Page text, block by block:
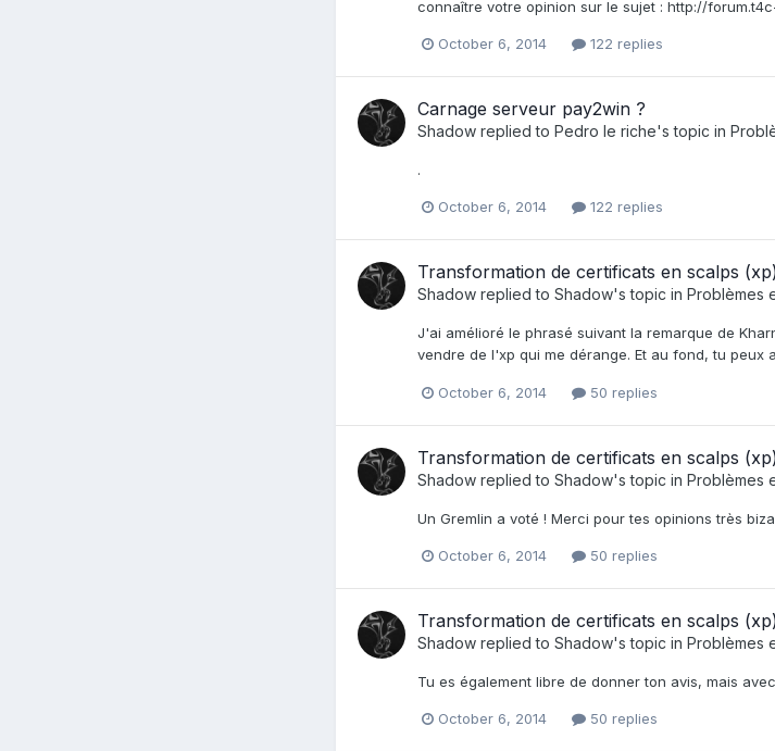
connaître votre opinion sur le sujet : http://
October 6, 2014 122 replies
Carnage serveur pay2win ?
Shadow replied to Pedro le riche's topic in
.
October 6, 2014 122 replies
Transformation de certificats en scalps
Shadow replied to Shadow's topic in Problèmes
J'ai amélioré le phrasé suivant la remarque de
vendre de l'xp qui me dérange. Et au fond, tu
October 6, 2014 50 replies
Transformation de certificats en scalps
Shadow replied to Shadow's topic in Problèmes
Un Gremlin a voté ! Merci pour tes opinions très
October 6, 2014 50 replies
Transformation de certificats en scalps
Shadow replied to Shadow's topic in Problèmes
Tu es également libre de donner ton avis, mais
October 6, 2014 50 replies